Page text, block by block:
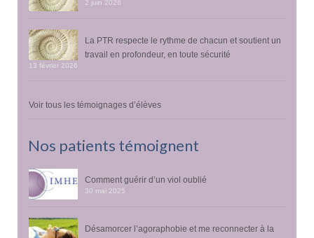
2 juin 2026
La PTR respecte le rythme de chacun et soutient un
travail en profondeur, en toute sécurité
13 février 2026
Voir tous les témoignages d’élèves
Nos patients témoignent
Comment guérir d’un viol oublié
30 mai 2025
Désamorcer l’agoraphobie et me reconnecter à la